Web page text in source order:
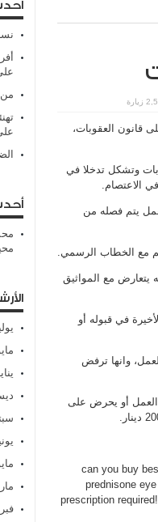
زيارة
قانون العقوبات،
وتشكل تدخلا في
الاعتصام.
يتم فصله من
مع الخطاب الرسمي.
يتعارض مع المواثيق
في قبوله أو
وانها ترفض
العمل أو يحرض على
prednisone
prescription
يوليو
مايو
يناير
يونيو
مايو